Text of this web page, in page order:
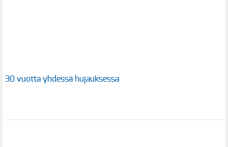
30 vuotta yhdessä hujauksessa